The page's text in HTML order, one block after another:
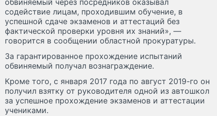
обвиняемый через посредников оказывал
содействие лицам, проходившим обучение, в
успешной сдаче экзаменов и аттестаций без
фактической проверки уровня их знаний», —
говорится в сообщении областной прокуратуры.
За гарантированное прохождение испытаний
обвиняемый получал вознаграждение.
Кроме того, с января 2017 года по август 2019-го он
получил взятку от руководителя одной из автошкол
за успешное прохождение экзаменов и аттестации
учениками.